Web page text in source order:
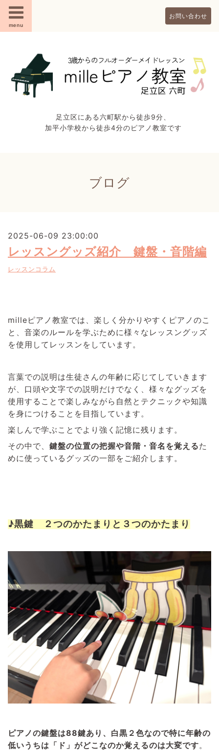
menu
お問い合わせ
足立区にある六町駅から徒歩9分、
加平小学校から徒歩4分のピアノ教室です
ブログ
2025-06-09 23:00:00
レッスングッズ紹介 鍵盤・音階編
レッスンコラム
milleピアノ教室では、楽しく分かりやすくピアノのこ
と、音楽のルールを学ぶために様々なレッスングッズ
を使用してレッスンをしています。
言葉での説明は生徒さんの年齢に応じてしていきます
が、口頭や文字での説明だけでなく、様々なグッズを
使用することで楽しみながら自然とテクニックや知識
を身につけることを目指しています。
楽しんで学ぶことでより強く記憶に残ります。
その中で、 鍵盤の位置の把握や音階・音名を覚えるた
めに使っているグッズの一部をご紹介します。
♪黒鍵 ２つのかたまりと３つのかたまり
ピアノの鍵盤は88鍵あり、白黒２色なので特に年齢の
低いうちは「ド」がどこなのか覚えるのは大変です。